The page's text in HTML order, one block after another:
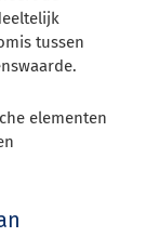
tussen
elementen